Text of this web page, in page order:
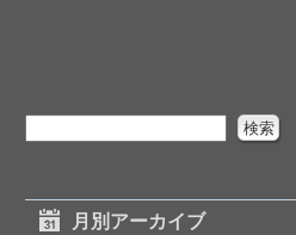
月別アーカイブ